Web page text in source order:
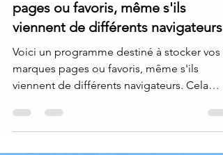
StorURL - stocker vos marques
pages ou favoris, même s'ils
viennent de différents navigateurs
Voici un programme destiné à stocker vos
marques pages ou favoris, même s'ils
viennent de différents navigateurs. Cela